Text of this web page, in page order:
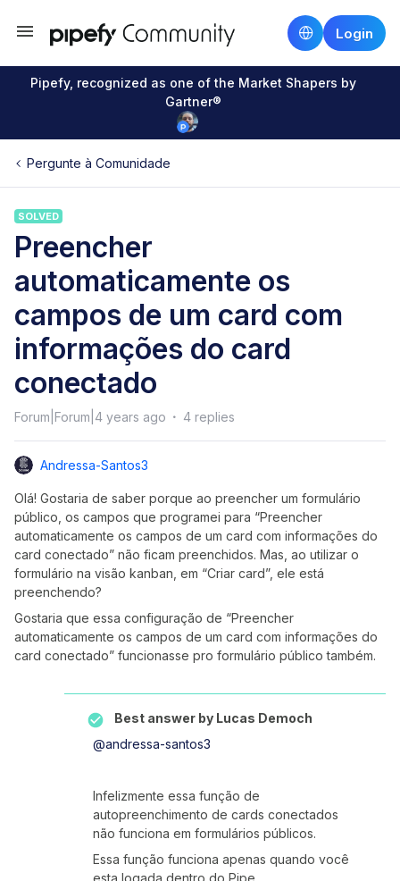
Login
Pipefy, recognized as one of the Market Shapers by
Gartner®
Pergunte à Comunidade
SOLVED
Preencher
automaticamente os
campos de um card com
informações do card
conectado
Forum|Forum|4 years ago 4 replies
Andressa-Santos3
Olá! Gostaria de saber porque ao preencher um formulário
público, os campos que programei para “Preencher
automaticamente os campos de um card com informações do
card conectado” não ficam preenchidos. Mas, ao utilizar o
formulário na visão kanban, em “Criar card”, ele está
preenchendo?
Gostaria que essa configuração de “Preencher
automaticamente os campos de um card com informações do
card conectado” funcionasse pro formulário público também.
Best answer by Lucas Democh
@andressa-santos3
Infelizmente essa função de
autopreenchimento de cards conectados
não funciona em formulários públicos.
Essa função funciona apenas quando você
esta logada dentro do Pipe.